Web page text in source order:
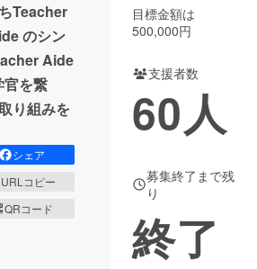
Good
CAMPFIRE Creation
さと納税machi-ya コミュニティ
Teacher
のシン
Aide
を繋
り組みを
シェア
URLコピー
QRコード
目標金額は
500,000円
支援者数
60人
募集終了まで残
り
終了